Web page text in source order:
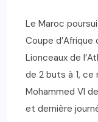
Le Maroc
Coupe d’Afrique
Lionceaux de
de 2 buts à 1, ce
Mohammed VI
et dernière